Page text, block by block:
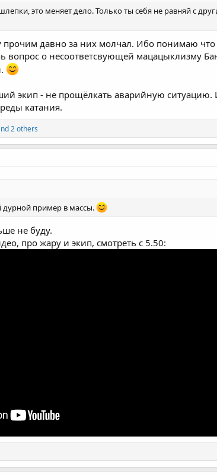
это меняет дело. Только ты себя не равняй с
давно за них молчал. Ибо понимаю
вопрос о несоответсвующей мацацыклизму
экип - не прощёлкать аварийную ситуацию.
катания.
2 others
пример в массы.
не буду.
про жару и экип, смотреть с 5.50: